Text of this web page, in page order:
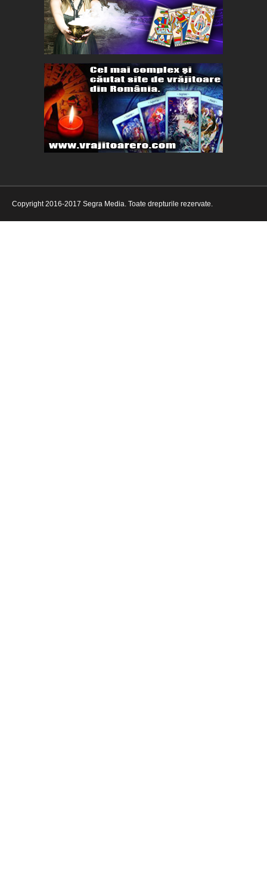
Copyright 2016-2017 Segra Media. Toate drepturile rezervate.